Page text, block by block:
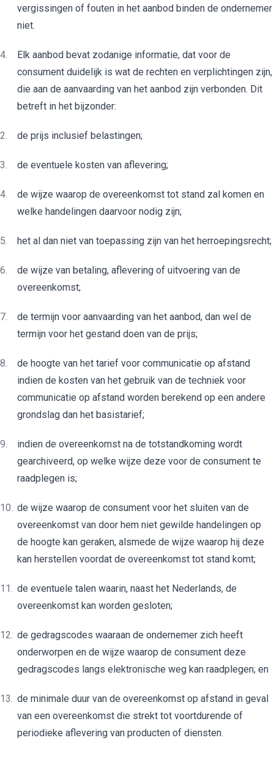
vergissingen of fouten in het aanbod binden de ondernemer
niet.
Elk aanbod bevat zodanige informatie, dat voor de
consument duidelijk is wat de rechten en verplichtingen zijn,
die aan de aanvaarding van het aanbod zijn verbonden. Dit
betreft in het bijzonder:
de prijs inclusief belastingen;
de eventuele kosten van aflevering;
de wijze waarop de overeenkomst tot stand zal komen en
welke handelingen daarvoor nodig zijn;
het al dan niet van toepassing zijn van het herroepingsrecht;
de wijze van betaling, aflevering of uitvoering van de
overeenkomst;
de termijn voor aanvaarding van het aanbod, dan wel de
termijn voor het gestand doen van de prijs;
de hoogte van het tarief voor communicatie op afstand
indien de kosten van het gebruik van de techniek voor
communicatie op afstand worden berekend op een andere
grondslag dan het basistarief;
indien de overeenkomst na de totstandkoming wordt
gearchiveerd, op welke wijze deze voor de consument te
raadplegen is;
de wijze waarop de consument voor het sluiten van de
overeenkomst van door hem niet gewilde handelingen op
de hoogte kan geraken, alsmede de wijze waarop hij deze
kan herstellen voordat de overeenkomst tot stand komt;
de eventuele talen waarin, naast het Nederlands, de
overeenkomst kan worden gesloten;
de gedragscodes waaraan de ondernemer zich heeft
onderworpen en de wijze waarop de consument deze
gedragscodes langs elektronische weg kan raadplegen; en
de minimale duur van de overeenkomst op afstand in geval
van een overeenkomst die strekt tot voortdurende of
periodieke aflevering van producten of diensten.